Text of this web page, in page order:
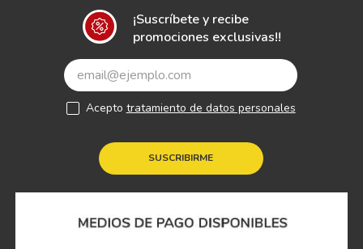
¡Suscríbete y recibe
promociones exclusivas!!
SUSCRIBIRME
Acepto tratamiento de datos personales